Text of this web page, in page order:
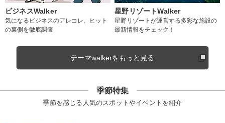
ビジネスWalker
気になるビジネスのアレコレ、ヒット
の裏側を徹底調査
星野リゾートWalker
星野リゾートが運営する多彩な施設の
最新情報をチェック！
テーマwalkerをもっと見る
季節特集
季節を感じる人気のスポットやイベントを紹介